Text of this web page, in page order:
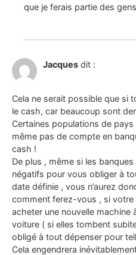
que je ferais partie des
Jacques dit :
Cela ne serait possible que si
le cash, car beaucoup sont
Certaines populations de
même pas de compte en
cash !
De plus , même si les
négatifs pour vous obliger à
date définie , vous n’aurez
comment ferez-vous , si
acheter une nouvelle machine
voiture ( si elles tombent
obligé à tout dépenser pour
Cela engendrera